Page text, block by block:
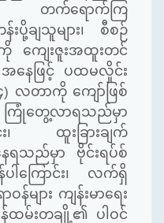
ြစ် တက်ရောက်ကြ
ပို့ချသူများ၊ စီစဉ်
ကျေးဇူးအထူးတင်
အနေဖြင့် ပထမလှိုင်း
) လတာကို ကျော်ဖြစ်
ြုံတွေ့လာရသည်မှာ
င်း၊ ထူးခြားချက်
ရသည်မှာ ဗိုင်းရပ်စ်
ပါကြောင်း၊ လက်ရှိ
ျား ကျန်းမာရေး
န်ထမ်းတချို့၏ ပါဝင်